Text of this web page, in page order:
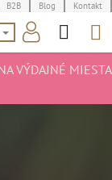
B2B Blog Kontakt
VÝDAJNÉ MIESTA